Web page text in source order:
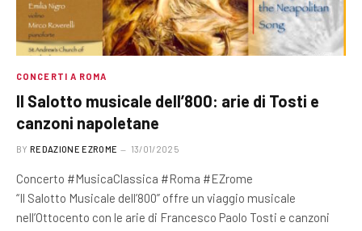
CONCERTI A ROMA
Il Salotto musicale dell’800: arie di Tosti e
canzoni napoletane
BY REDAZIONE EZROME 13/01/2025
Concerto #MusicaClassica #Roma #EZrome
“Il Salotto Musicale dell’800” offre un viaggio musicale
nell’Ottocento con le arie di Francesco Paolo Tosti e canzoni